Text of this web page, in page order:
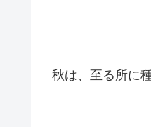
秋は、至る所に